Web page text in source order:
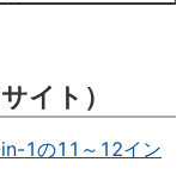
イト）
1の11～12イン